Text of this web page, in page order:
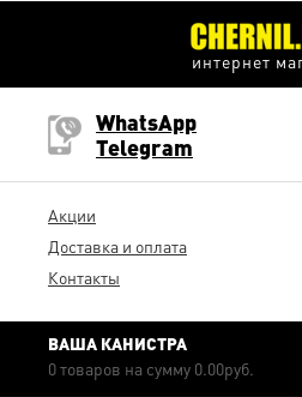
интернет
Акции
Доставка и оплата
Контакты
WhatsApp
Telegram
ВАША КАНИСТРА
0 товаров на сумму 0.00руб.